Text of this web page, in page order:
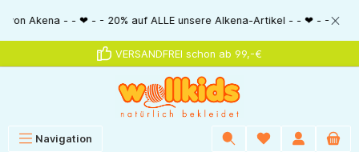
springen
- - ❤ - - 20% auf ALLE unsere Alkena-Artikel - - ❤ - - 20%
VERSANDFREI schon ab 99,-€
Navigation